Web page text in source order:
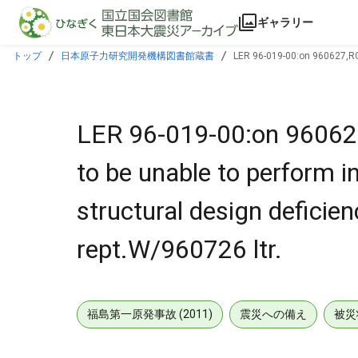
本文に飛ぶ
ギャラリー
トップ 日本原子力研究開発機構図書館蔵書
LER 96-019-00:on
LER 96-019-00:on
to be unable to perform
structural design
rept.W/960726 ltr.
福島第一原発事故 (2011) 震災への備え 被災